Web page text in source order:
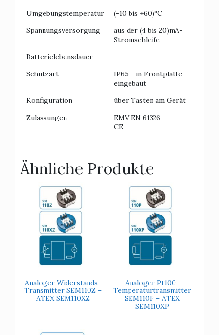
Umgebungstemperatur
(-10 bis +60)°C
Spannungsversorgung
aus der (4 bis 20)mA-
Stromschleife
Batterielebensdauer
--
Schutzart
IP65 - in Frontplatte
eingebaut
Konfiguration
über Tasten am Gerät
Zulassungen
EMV EN 61326
CE
Ähnliche Produkte
Analoger Widerstands-
Transmitter SEM110Z –
ATEX SEM110XZ
Analoger Pt100-
Temperaturtransmitter
SEM110P – ATEX
SEM110XP